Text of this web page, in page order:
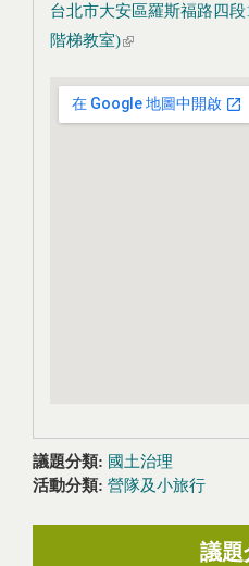
台北市大安區羅斯福路四
階梯教室)(link is external)
議題分類: 國土治理
活動分類: 營隊及小旅行
議題